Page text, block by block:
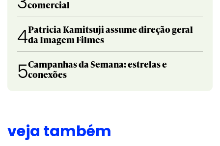
comercial
4Patricia Kamitsuji assume direção geral
da Imagem Filmes
5Campanhas da Semana: estrelas e
conexões
veja também